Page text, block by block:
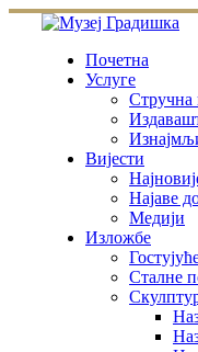
Skip
Почетна
Услуге
Стручна
Вијести
Најаве
Медији
Изложбе
Сталне